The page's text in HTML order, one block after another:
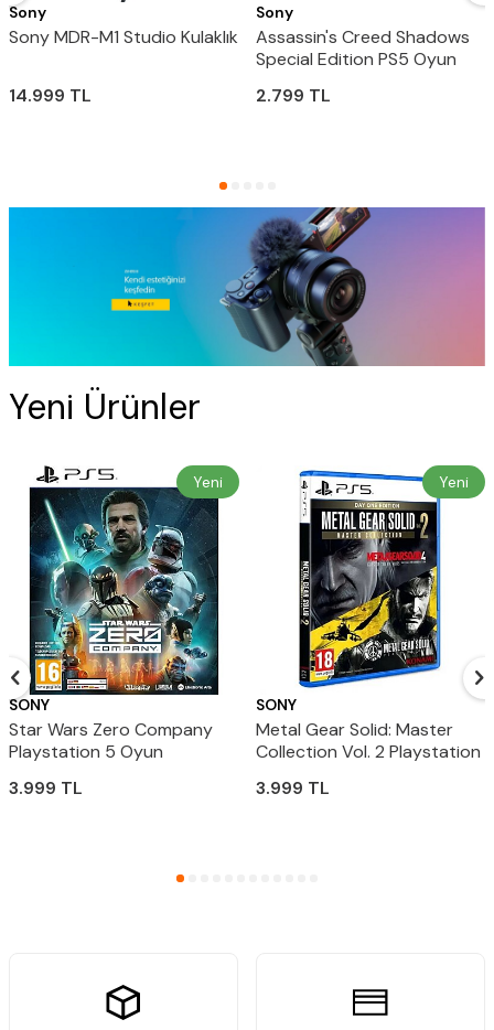
Sony
Sony MDR-M1 Studio Kulaklık
14.999 TL
Sony
Assassin's Creed Shadows
Special Edition PS5 Oyun
2.799 TL
Yeni Ürünler
Yeni
SONY
Star Wars Zero Company
Playstation 5 Oyun
3.999 TL
Yeni
SONY
Metal Gear Solid: Master
Collection Vol. 2 Playstation
3.999 TL